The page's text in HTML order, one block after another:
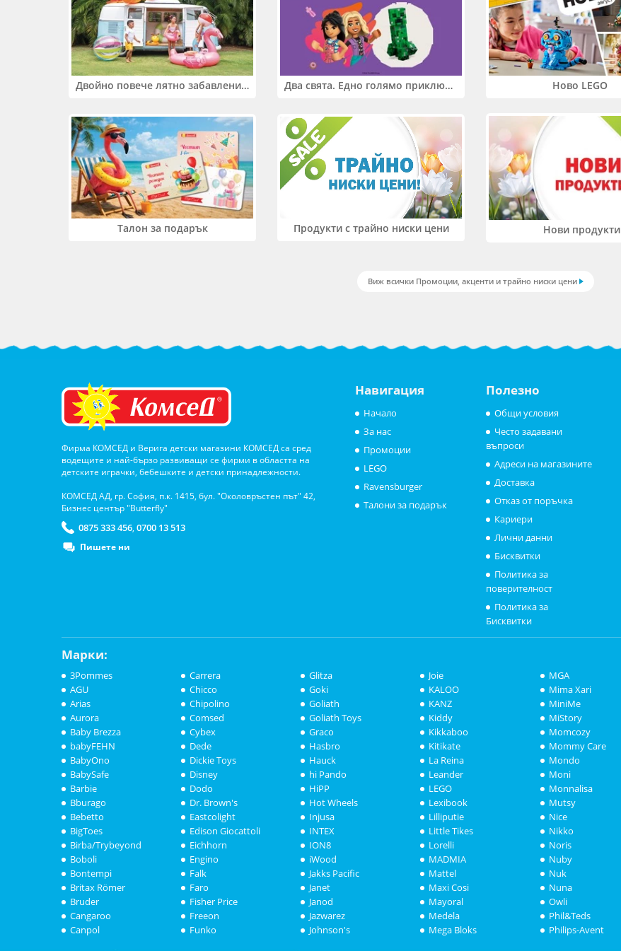
Двойно повече лятно забавление! Купи 2 продукта INTEX и вземи -33% Два свята. Едно голямо приключение. Купи 2 продукта LEGO® Friends и/или LEGO® Minecraft и вземи -27% Ново LEGO
Талон за подарък Продукти с трайно ниски цени Нови продукти
Виж всички Промоции, акценти и трайно ниски цени
Фирма КОМСЕД и Верига детски магазини КОМСЕД са сред
водещите и най-бързо развиващи се фирми в областта на
детските играчки, бебешките и детски принадлежности.
КОМСЕД АД, гр. София, п.к. 1415, бул. "Околовръстен път" 42,
Бизнес център "Butterfly"
0875 333 456, 0700 13 513
Пишете ни
Навигация
Начало
За нас
Промоции
LEGO
Ravensburger
Талони за подарък
Полезно
Общи условия
Често задавани
въпроси
Адреси на магазините
Доставка
Отказ от поръчка
Кариери
Лични данни
Бисквитки
Политика за
поверителност
Политика за
Бисквитки
Марки:
3Pommes
AGU
Arias
Aurora
Baby Brezza
babyFEHN
BabyOno
BabySafe
Barbie
Bburago
Bebetto
BigToes
Birba/Trybeyond
Boboli
Bontempi
Britax Römer
Bruder
Cangaroo
Canpol
Carrera
Chicco
Chipolino
Comsed
Cybex
Dede
Dickie Toys
Disney
Dodo
Dr. Brown's
Eastcolight
Edison Giocattoli
Eichhorn
Engino
Falk
Faro
Fisher Price
Freeon
Funko
Glitza
Goki
Goliath
Goliath Toys
Graco
Hasbro
Hauck
hi Pando
HiPP
Hot Wheels
Injusa
INTEX
ION8
iWood
Jakks Pacific
Janet
Janod
Jazwarez
Johnson's
Joie
KALOO
KANZ
Kiddy
Kikkaboo
Kitikate
La Reina
Leander
LEGO
Lexibook
Lilliputie
Little Tikes
Lorelli
MADMIA
Mattel
Maxi Cosi
Mayoral
Medela
Mega Bloks
MGA
Mima Xari
MiniMe
MiStory
Momcozy
Mommy Care
Mondo
Moni
Monnalisa
Mutsy
Nice
Nikko
Noris
Nuby
Nuk
Nuna
Owli
Phil&Teds
Philips-Avent